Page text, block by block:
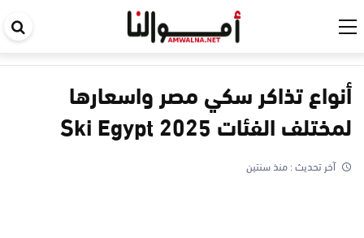
أنواع تذاكر سكي مصر واسعارها
لمختلف الفئات 2025 ‎Ski Egypt‎
آخر تحديث :منذ سنتين